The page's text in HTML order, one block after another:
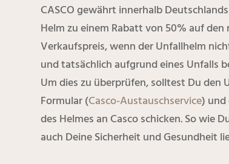
CASCO gewährt innerhalb
Helm zu einem Rabatt von 50% auf
Verkaufspreis, wenn der Unfallhelm
und tatsächlich aufgrund eines Unfalls
Um dies zu überprüfen, solltest Du den
Formular (Casco-Austauschservice)
des Helmes an Casco schicken. So wie
auch Deine Sicherheit und Gesundheit